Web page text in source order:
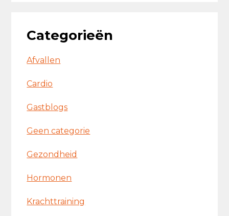
Categorieën
Afvallen
Cardio
Gastblogs
Geen categorie
Gezondheid
Hormonen
Krachttraining